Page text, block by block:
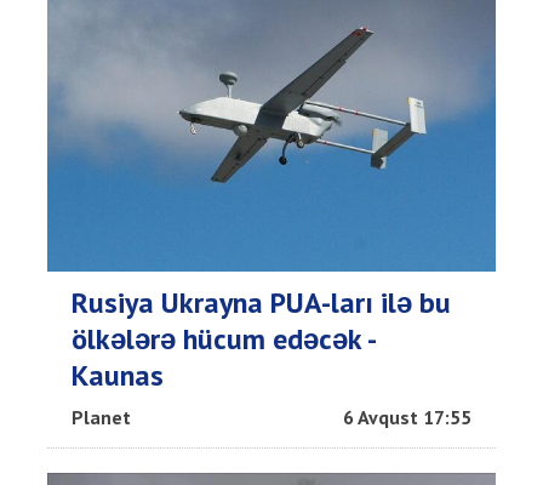
Rusiya Ukrayna PUA-ları ilə bu
ölkələrə hücum edəcək -
Kaunas
Planet 6 Avqust 17:55